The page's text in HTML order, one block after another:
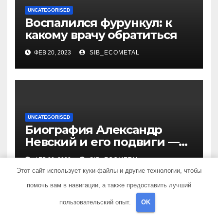
UNCATEGORISED
Воспалился фурункул: к
какому врачу обратиться
ФЕВ 20, 2023 SIB_ECOMETAL
UNCATEGORISED
Биография Александр
Невский и его подвиги —
история жизни великого
князя, защитника Руси
ФЕВ 20, 2023 SIB_ECOMETAL
Этот сайт использует куки-файлы и другие технологии, чтобы
помочь вам в навигации, а также предоставить лучший
пользовательский опыт. OK